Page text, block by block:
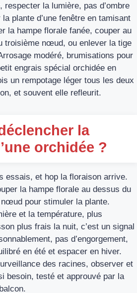
respecter la lumière, pas d’ombre
plante d’une fenêtre en tamisant
la hampe florale fanée, couper au
troisième nœud, ou enlever la tige
modéré, brumisations pour
engrais spécial orchidée en
un rempotage léger tous les deux
et souvent elle refleurit.
la
orchidée ?
essais, et hop la floraison arrive.
la hampe florale au dessus du
pour stimuler la plante.
et la température, plus
plus frais la nuit, c’est un signal
pas d’engorgement,
en été et espacer en hiver.
des racines, observer et
besoin, testé et approuvé par la